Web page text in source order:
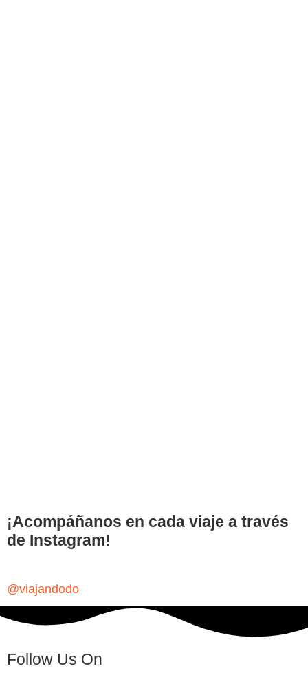
¡Acompáñanos en cada viaje a través
de Instagram!
@viajandodo
Follow Us On